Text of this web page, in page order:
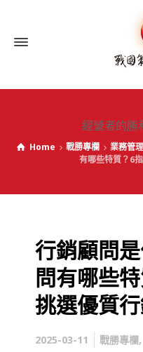
經營者的勝
Home 戰勝專欄 業務管
有哪些特質？6
行銷顧問
問有哪些
挑選優質
2025-03-11 戰勝專欄,